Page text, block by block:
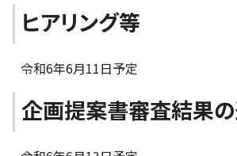
ヒアリング等
令和6年6月11日予定
企画提案書審査結果